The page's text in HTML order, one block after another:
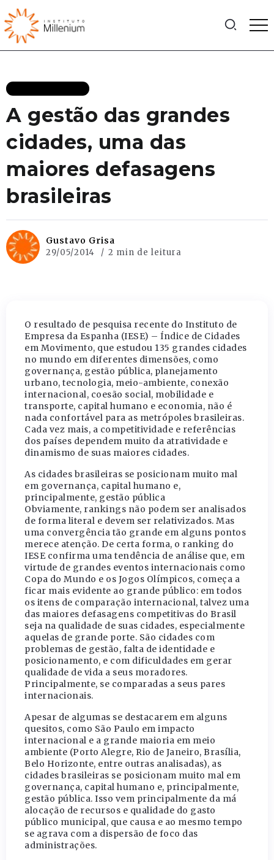
A gestão das grandes
cidades, uma das
maiores defasagens
brasileiras
Gustavo Grisa
29/05/2014 2 min de leitura
O resultado de pesquisa recente do Instituto de
Empresa da Espanha (IESE) – Índice de Cidades
em Movimento, que estudou 135 grandes cidades
no mundo em diferentes dimensões, como
governança, gestão pública, planejamento
urbano, tecnologia, meio-ambiente, conexão
internacional, coesão social, mobilidade e
transporte, capital humano e economia, não é
nada confortável para as metrópoles brasileiras.
Cada vez mais, a competitividade e referências
dos países dependem muito da atratividade e
dinamismo de suas maiores cidades.
As cidades brasileiras se posicionam muito mal
em governança, capital humano e,
principalmente, gestão pública
Obviamente, rankings não podem ser analisados
de forma literal e devem ser relativizados. Mas
uma convergência tão grande em alguns pontos
merece atenção. De certa forma, o ranking do
IESE confirma uma tendência de análise que, em
virtude de grandes eventos internacionais como
Copa do Mundo e os Jogos Olímpicos, começa a
ficar mais evidente ao grande público: em todos
os itens de comparação internacional, talvez uma
das maiores defasagens competitivas do Brasil
seja na qualidade de suas cidades, especialmente
aquelas de grande porte. São cidades com
problemas de gestão, falta de identidade e
posicionamento, e com dificuldades em gerar
qualidade de vida a seus moradores.
Principalmente, se comparadas a seus pares
internacionais.
Apesar de algumas se destacarem em alguns
quesitos, como São Paulo em impacto
internacional e a grande maioria em meio
ambiente (Porto Alegre, Rio de Janeiro, Brasília,
Belo Horizonte, entre outras analisadas), as
cidades brasileiras se posicionam muito mal em
governança, capital humano e, principalmente,
gestão pública. Isso vem principalmente da má
alocação de recursos e qualidade do gasto
público municipal, que causa e ao mesmo tempo
se agrava com a dispersão de foco das
administrações.